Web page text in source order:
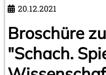
20.12.2021
Broschüre
"Schach.